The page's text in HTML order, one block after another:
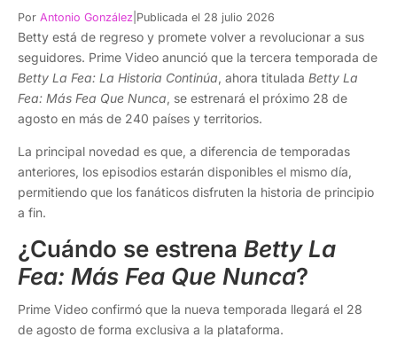
Por Antonio González Publicada el 28 julio 2026
Betty está de regreso y promete volver a revolucionar a sus
seguidores. Prime Video anunció que la tercera temporada de
Betty La Fea: La Historia Continúa, ahora titulada Betty La
Fea: Más Fea Que Nunca, se estrenará el próximo 28 de
agosto en más de 240 países y territorios.
La principal novedad es que, a diferencia de temporadas
anteriores, los episodios estarán disponibles el mismo día,
permitiendo que los fanáticos disfruten la historia de principio
a fin.
¿Cuándo se estrena Betty La
Fea: Más Fea Que Nunca?
Prime Video confirmó que la nueva temporada llegará el 28
de agosto de forma exclusiva a la plataforma.